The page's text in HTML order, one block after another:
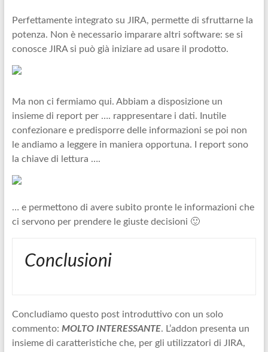
Perfettamente integrato su JIRA, permette di sfruttarne la
potenza. Non è necessario imparare altri software: se si
conosce JIRA si può già iniziare ad usare il prodotto.
Ma non ci fermiamo qui. Abbiam a disposizione un
insieme di report per …. rappresentare i dati. Inutile
confezionare e predisporre delle informazioni se poi non
le andiamo a leggere in maniera opportuna. I report sono
la chiave di lettura ….
… e permettono di avere subito pronte le informazioni che
ci servono per prendere le giuste decisioni 🙂
Conclusioni
Concludiamo questo post introduttivo con un solo
commento: MOLTO INTERESSANTE. L’addon presenta un
insieme di caratteristiche che, per gli utilizzatori di JIRA,